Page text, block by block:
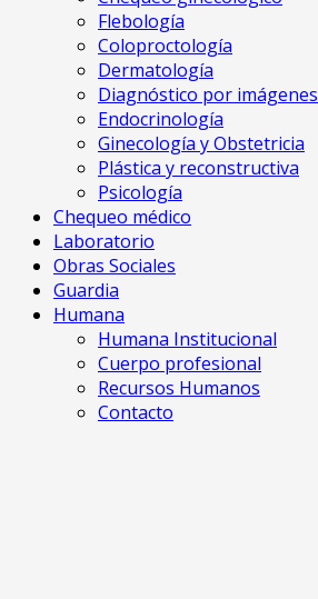
Flebología
Coloproctología
Dermatología
Diagnóstico por imágenes
Endocrinología
Ginecología y Obstetricia
Plástica y reconstructiva
Psicología
Chequeo médico
Laboratorio
Obras Sociales
Guardia
Humana
Humana Institucional
Cuerpo profesional
Recursos Humanos
Contacto